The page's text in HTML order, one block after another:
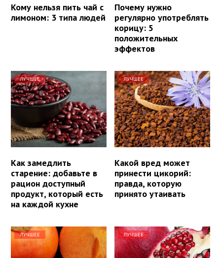
Кому нельзя пить чай с
лимоном: 3 типа людей
Почему нужно
регулярно употреблять
корицу: 5
положительных
эффектов
ЛУЧШЕЕ
Как замедлить
старение: добавьте в
рацион доступный
продукт, который есть
на каждой кухне
ЛУЧШЕЕ
Какой вред может
принести цикорий:
правда, которую
принято утаивать
ЛУЧШЕЕ ЛУЧШЕЕ